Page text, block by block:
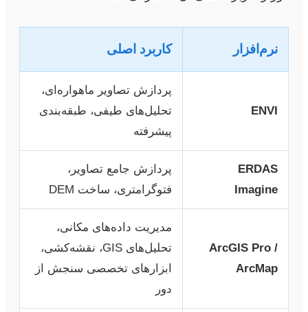
نرم‌افزار کاربرد اصلی
ENVI
پردازش تصاویر ماهواره‌ای،
تحلیل‌های طیفی، طبقه‌بندی
پیشرفته
ERDAS
Imagine
پردازش جامع تصاویر،
فتوگرامتری، ساخت DEM
ArcGIS Pro /
ArcMap
مدیریت داده‌های مکانی،
تحلیل‌های GIS، نقشه‌کشی،
ابزارهای تخصصی سنجش از
دور